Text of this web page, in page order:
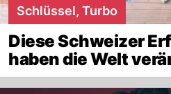
Schlüssel, Turbo
Diese Schweizer
haben die Welt